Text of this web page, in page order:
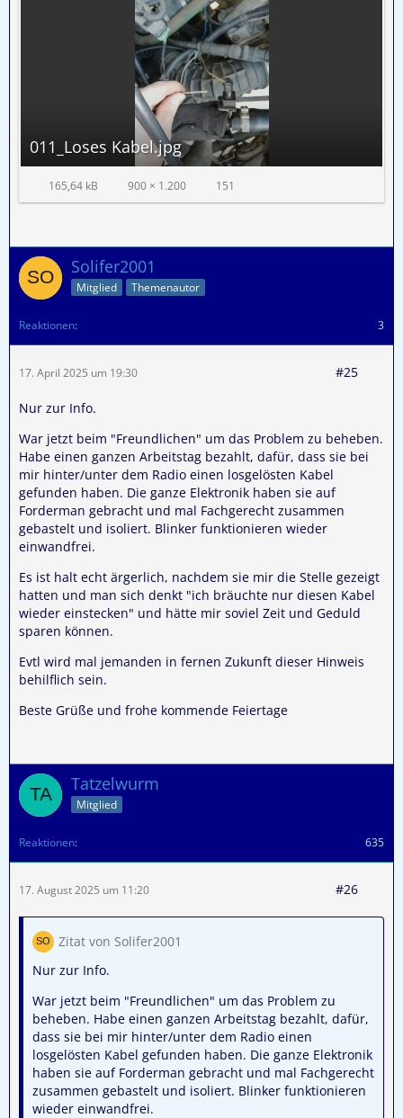
011_Loses Kabel.jpg
165,64 kB 900 × 1.200 151
Solifer2001
Mitglied Themenautor
Reaktionen 3
17. April 2025 um 19:30 #25
Nur zur Info.
War jetzt beim "Freundlichen" um das Problem zu beheben.
Habe einen ganzen Arbeitstag bezahlt, dafür, dass sie bei
mir hinter/unter dem Radio einen losgelösten Kabel
gefunden haben. Die ganze Elektronik haben sie auf
Forderman gebracht und mal Fachgerecht zusammen
gebastelt und isoliert. Blinker funktionieren wieder
einwandfrei.
Es ist halt echt ärgerlich, nachdem sie mir die Stelle gezeigt
hatten und man sich denkt "ich bräuchte nur diesen Kabel
wieder einstecken" und hätte mir soviel Zeit und Geduld
sparen können.
Evtl wird mal jemanden in fernen Zukunft dieser Hinweis
behilflich sein.
Beste Grüße und frohe kommende Feiertage
Tatzelwurm
Mitglied
Reaktionen 635
17. August 2025 um 11:20 #26
Zitat von Solifer2001
Nur zur Info.
War jetzt beim "Freundlichen" um das Problem zu
beheben. Habe einen ganzen Arbeitstag bezahlt, dafür,
dass sie bei mir hinter/unter dem Radio einen
losgelösten Kabel gefunden haben. Die ganze Elektronik
haben sie auf Forderman gebracht und mal Fachgerecht
zusammen gebastelt und isoliert. Blinker funktionieren
wieder einwandfrei.